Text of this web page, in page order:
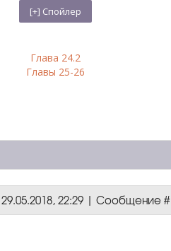
Глава 24.2
Главы 25-26
22:29 | Сообщение #